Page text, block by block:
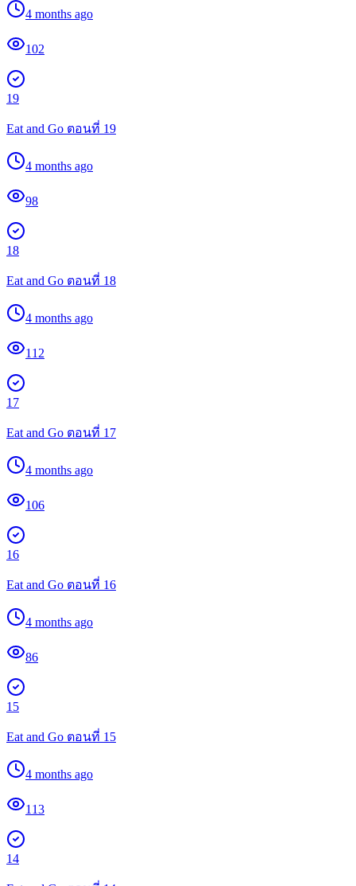
4 months ago
102
19
Eat and Go ตอนที่ 19
4 months ago
98
18
Eat and Go ตอนที่ 18
4 months ago
112
17
Eat and Go ตอนที่ 17
4 months ago
106
16
Eat and Go ตอนที่ 16
4 months ago
86
15
Eat and Go ตอนที่ 15
4 months ago
113
14